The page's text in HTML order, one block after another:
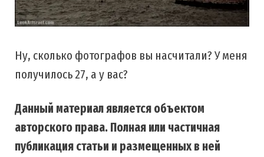
Ну, сколько фотографов вы насчитали? У меня
получилось 27, а у вас?
Данный материал является объектом
авторского права. Полная или частичная
публикация статьи и размещенных в ней